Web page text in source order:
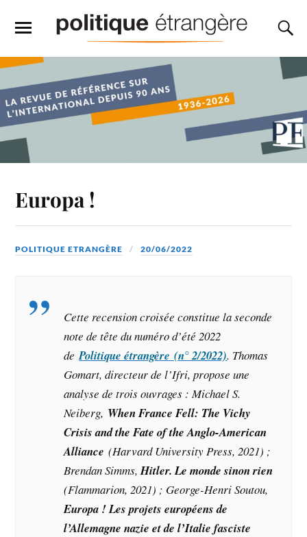
Europa !
POLITIQUE ETRANGÈRE 20/06/2022
Cette recension croisée constitue la seconde
note de tête du numéro d’été 2022
dePolitique étrangère (n° 2/2022). Thomas
Gomart, directeur de l’Ifri, propose une
analyse de trois ouvrages : Michael S.
Neiberg, When France Fell: The Vichy
Crisis and the Fate of the Anglo-American
Alliance(Harvard University Press, 2021) ;
Brendan Simms,Hitler. Le monde sinon rien
(Flammarion, 2021) ; George-Henri Soutou,
Europa ! Les projets européens de
l’Allemagne nazie et de l’Italie fasciste